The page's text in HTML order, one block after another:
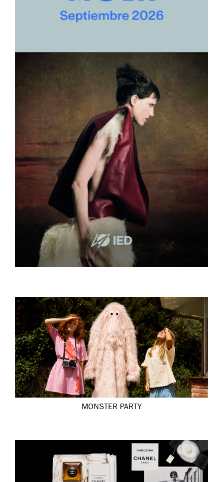
MONSTER PARTY